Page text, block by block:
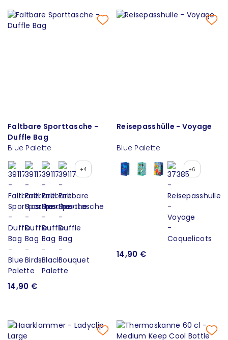
Faltbare Sporttasche -
Duffle Bag
Blue Palette
+4
14,90 €
Reisepasshülle - Voyage
Blue Palette
+6
14,90 €